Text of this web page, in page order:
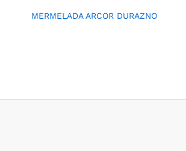
MERMELADA ARCOR DURAZNO